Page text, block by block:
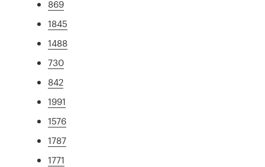
869
1845
1488
730
842
1991
1576
1787
1771